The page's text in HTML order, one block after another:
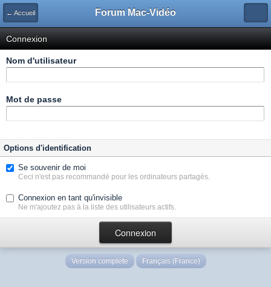
← Accueil Forum Mac-Vidéo
Connexion
Nom d'utilisateur
Mot de passe
Options d'identification
Se souvenir de moi
Ceci n'est pas recommandé pour les ordinateurs partagés.
Connexion en tant qu'invisible
Ne m'ajoutez pas à la liste des utilisateurs actifs.
Version complète Français (France)